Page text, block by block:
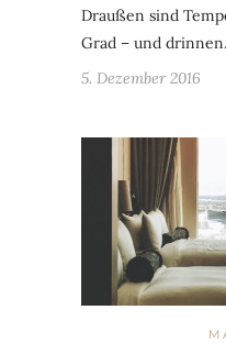
Draußen sind
Grad – und
5. Dezember 2016